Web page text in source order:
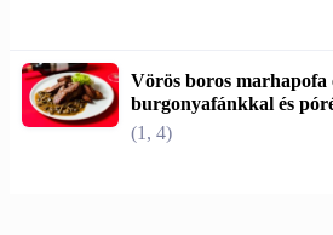
Vörös boros
burgonyafánkkal és
(1, 4)